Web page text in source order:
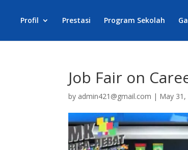
Profil Prestasi Program Sekolah
Job Fair on
by admin421@gmail.com | May 31,